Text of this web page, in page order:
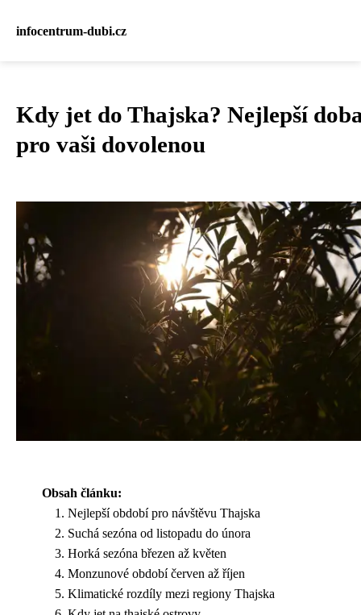
infocentrum-dubi.cz
Kdy jet do Thajska? Nejlepší
pro vaši dovolenou
Obsah článku:
Nejlepší období pro návštěvu Thajska
Suchá sezóna od listopadu do února
Horká sezóna březen až květen
Monzunové období červen až říjen
Klimatické rozdíly mezi regiony Thajska